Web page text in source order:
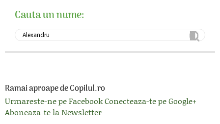
Cauta un nume:
Ramai aproape de Copilul.ro
Urmareste-ne pe FacebookConecteaza-te pe Google+
Aboneaza-te la Newsletter